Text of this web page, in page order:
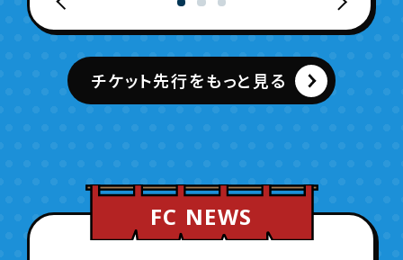
チケット先行をもっと見る
FC NEWS